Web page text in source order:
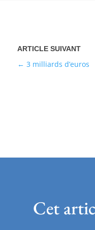
3 milliards d’euros
Cet